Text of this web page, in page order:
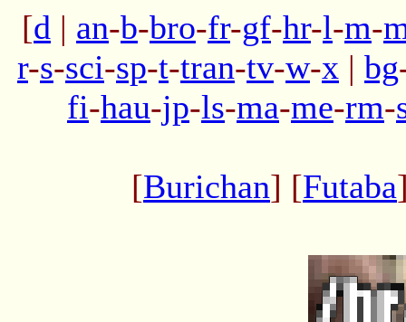
[d | an-b-bro-fr-gf-hr-l-m-
r-s-sci-sp-t-tran-tv-w-x | bg
fi-hau-jp-ls-ma-me-rm-
[Burichan] [Futaba